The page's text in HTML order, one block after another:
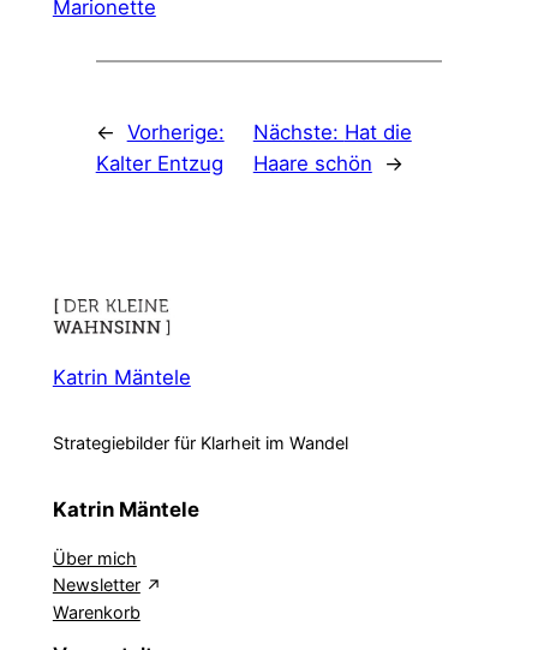
Marionette
← Vorherige:
Kalter Entzug
Nächste: Hat die
Haare schön
→
Katrin Mäntele
Strategiebilder für Klarheit im Wandel
Katrin Mäntele
Über mich
Newsletter
Warenkorb